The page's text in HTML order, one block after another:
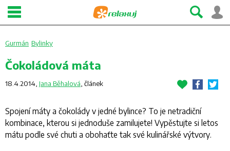
Gurmán Bylinky
Čokoládová máta
18.4.2014, Jana Běhalová článek
Spojení máty a čokolády v jedné bylince? To je netradiční
kombinace, kterou si jednoduše zamilujete! Vypěstujte si letos
mátu podle své chuti a obohaťte tak své kulinářské výtvory.